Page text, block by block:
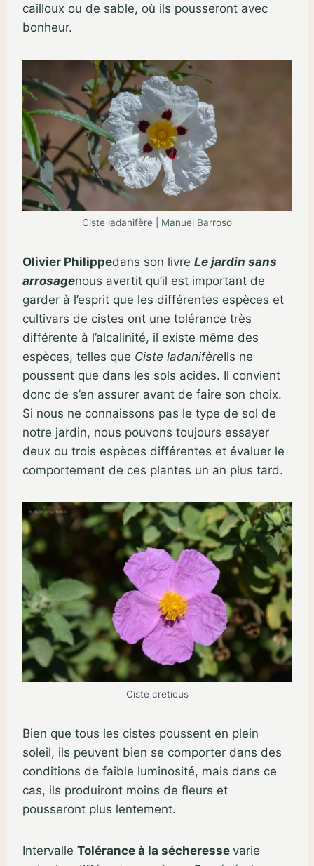
cailloux ou de sable, où ils pousseront avec
bonheur.
Ciste ladanifère | Manuel Barroso
Olivier Philippedans son livre Le jardin sans
arrosagenous avertit qu’il est important de
garder à l’esprit que les différentes espèces et
cultivars de cistes ont une tolérance très
différente à l’alcalinité, il existe même des
espèces, telles que Ciste ladanifèreIls ne
poussent que dans les sols acides. Il convient
donc de s’en assurer avant de faire son choix.
Si nous ne connaissons pas le type de sol de
notre jardin, nous pouvons toujours essayer
deux ou trois espèces différentes et évaluer le
comportement de ces plantes un an plus tard.
Ciste creticus
Bien que tous les cistes poussent en plein
soleil, ils peuvent bien se comporter dans des
conditions de faible luminosité, mais dans ce
cas, ils produiront moins de fleurs et
pousseront plus lentement.
Intervalle Tolérance à la sécheresse varie